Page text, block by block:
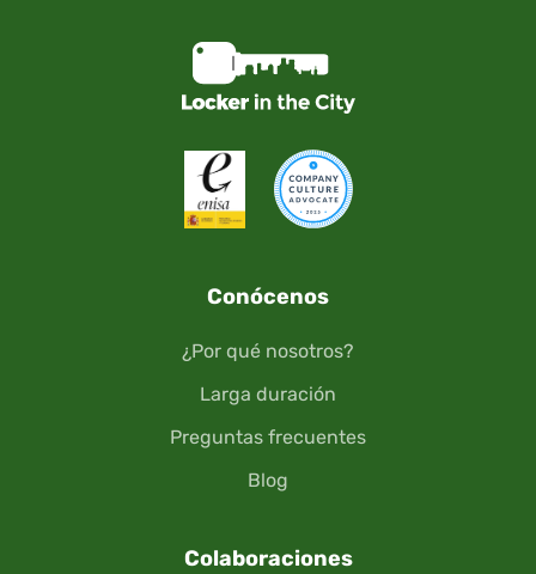
Conócenos
¿Por qué nosotros?
Larga duración
Preguntas frecuentes
Blog
Colaboraciones